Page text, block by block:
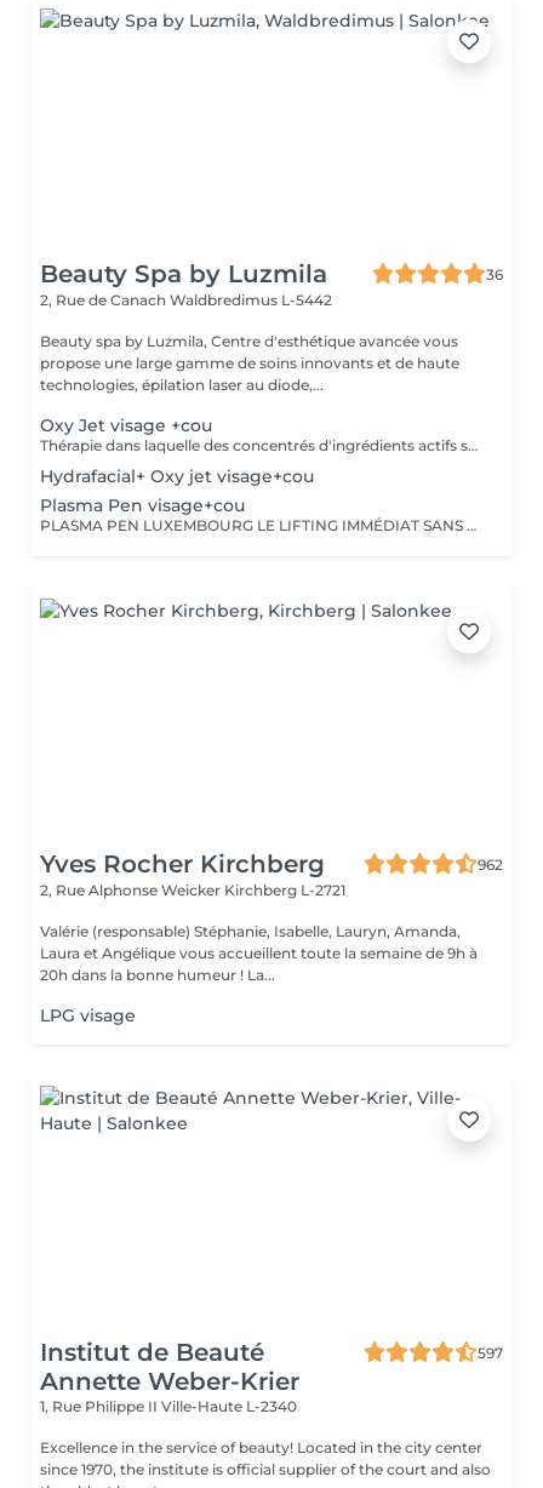
Beauty Spa by Luzmila
36
2, Rue de Canach Waldbredimus L-5442
Beauty spa by Luzmila, Centre d'esthétique avancée vous
propose une large gamme de soins innovants et de haute
technologies, épilation laser au diode,...
Oxy Jet visage +cou
Thérapie dans laquelle des concentrés d'ingrédients actifs sont appliqués et "injectés" profondément dans la peau au moyen d'une pression d'oxygène pulsée via une injection sous pression, sans aiguille. En combinaison avec les préparations Oxy Jet appropriées, les rides et ridules sont lissées, les irrégularités de pigmentation sont atténuées, les inflammations et les impuretés sont réduites. Toutes les zones à problèmes peuvent être traitées sans aucun effet secondaire ni douleur. Oxy Jet nettoie, exfolie, hydrate et oxygène votre peau pour un teint plus éclatant et une peau d'apparence plus jeune et plus saine. Découvrez l'efficacité du rajeunissement facial Oxy Jet!
Hydrafacial+ Oxy jet visage+cou
Plasma Pen visage+cou
PLASMA PEN LUXEMBOURG LE LIFTING IMMÉDIAT SANS CHIRURGIE! Ce traitement révolutionnaire utilise l'énergie plasma pour contracter la peau, stimuler le collagène et corriger le relâchement. Pourquoi notre soin Plasma Pen est N°1 ? Effet lifting immédiat Correction des paupières tombantes Réduction profonde des rides du front, contour des yeux, cou et bouche Amélioration spectaculaire de la texture et des pores Résultats visibles dès la première séance
Yves Rocher Kirchberg
962
2, Rue Alphonse Weicker Kirchberg L-2721
Valérie (responsable) Stéphanie, Isabelle, Lauryn, Amanda,
Laura et Angélique vous accueillent toute la semaine de 9h à
20h dans la bonne humeur ! La...
LPG visage
Institut de Beauté
Annette Weber-Krier
597
1, Rue Philippe II Ville-Haute L-2340
Excellence in the service of beauty! Located in the city center
since 1970, the institute is official supplier of the court and also